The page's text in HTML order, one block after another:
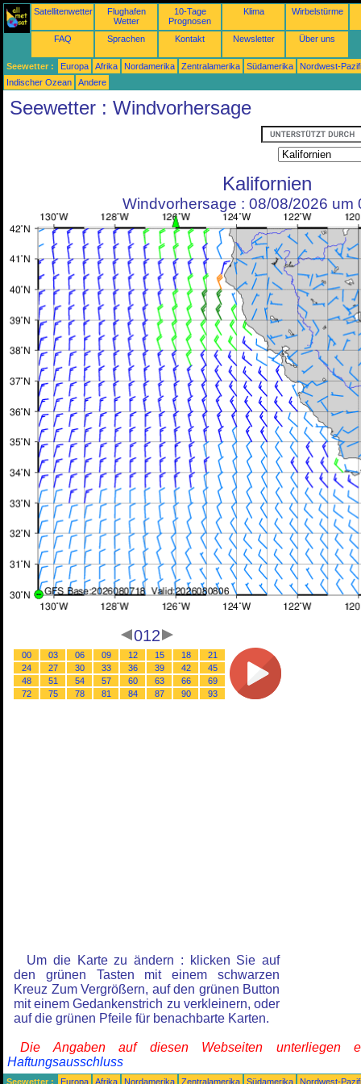
Satellitenwetter
Flughafen
Wetter
10-Tage
Prognosen
Klima Wirbelstürme
FAQ Sprachen Kontakt Newsletter Über uns
Seewetter : Europa Afrika Nordamerika Zentralamerika Südamerika
Nordwest-
Indischer Ozean
Andere
Seewetter : Windvorhersage
Kalifornien
Windvorhersage : 08/08/2026 um
012
00 03 06 09 12 15 18
21
24
27 30 33 36 39 42
45
48
51 54 57 60 63 66
69
72
75 78 81 84 87 90 93
Um die Karte zu ändern : klicken Sie auf
den grünen Tasten mit einem schwarzen
Kreuz Zum Vergrößern, auf den grünen Button
mit einem Gedankenstrich zu verkleinern, oder
auf die grünen Pfeile für benachbarte Karten.
Die Angaben auf diesen Webseiten unterliegen
Haftungsausschluss
Seewetter : Europa Afrika Nordamerika Zentralamerika Südamerika
Nordwest-